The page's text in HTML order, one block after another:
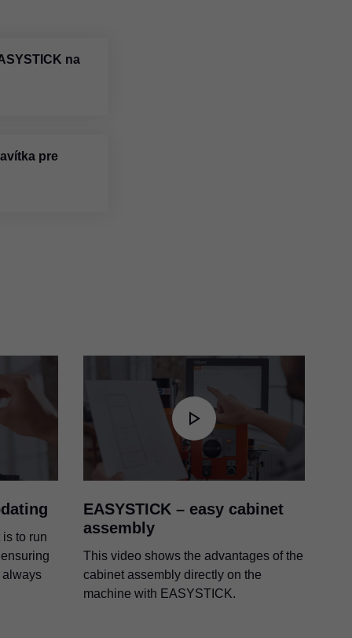
na
pre
to run
always
EASYSTICK – easy cabinet
assembly
This video shows the advantages of the
cabinet assembly directly on the
machine with EASYSTICK.